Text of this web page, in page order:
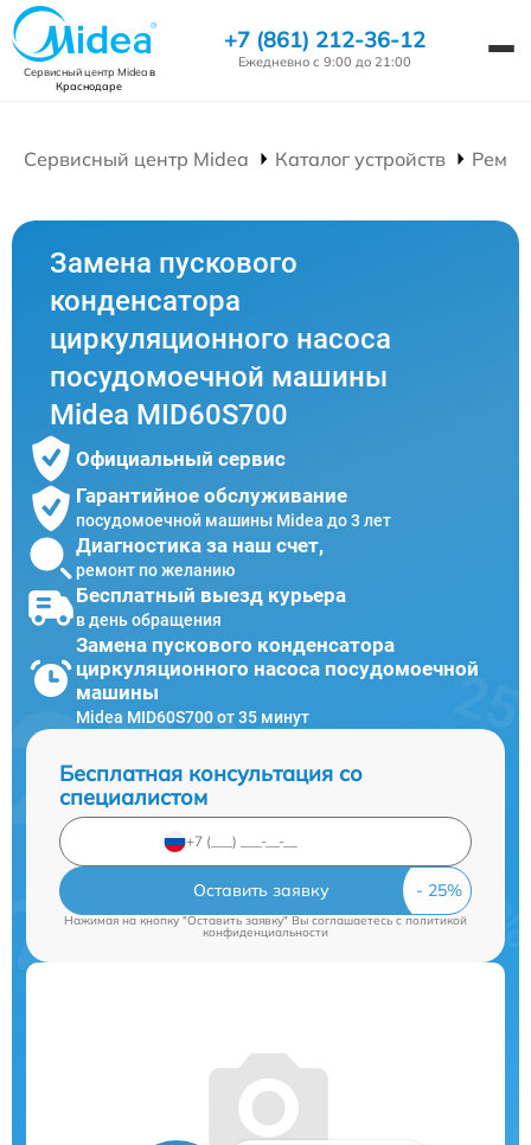
Сервисный центр Mideaв
Краснодаре
+7 (861) 212-36-12
Ежедневно с 9:00 до 21:00
Сервисный центр Midea Каталог устройств
Замена пускового
конденсатора
циркуляционного насоса
посудомоечной машины
Midea MID60S700
Официальный сервис
Гарантийное обслуживание
посудомоечной машины Midea до 3 лет
Диагностика за наш счет,
ремонт по желанию
Бесплатный выезд курьера
в день обращения
Замена пускового конденсатора
циркуляционного насоса посудомоечной
машины
Midea MID60S700 от 35 минут
Бесплатная консультация со
специалистом
Оставить заявку
Нажимая на кнопку "Оставить заявку" Вы соглашаетесь cполитикой
конфиденциальности